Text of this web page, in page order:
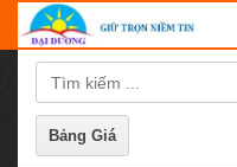
Bảng Giá